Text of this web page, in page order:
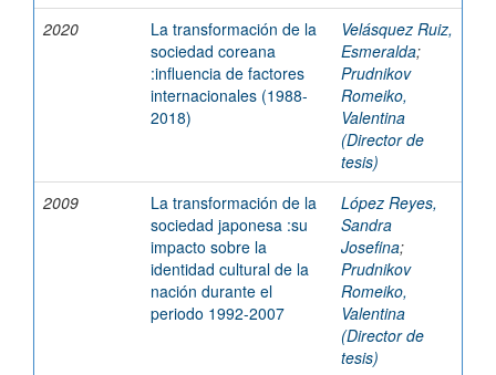
2020
La transformación de la
sociedad coreana
:influencia de factores
internacionales (1988-
2018)
Velásquez Ruiz,
Esmeralda;
Prudnikov
Romeiko,
Valentina
(Director de
tesis)
2009
La transformación de la
sociedad japonesa :su
impacto sobre la
identidad cultural de la
nación durante el
periodo 1992-2007
López Reyes,
Sandra
Josefina;
Prudnikov
Romeiko,
Valentina
(Director de
tesis)